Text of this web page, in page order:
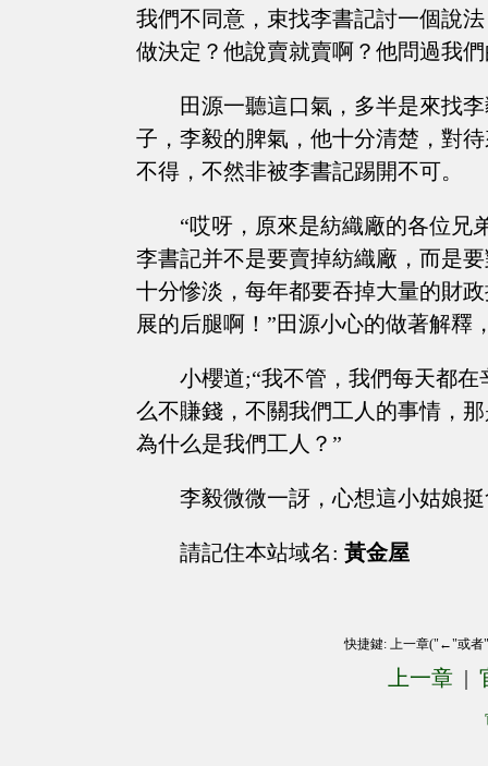
我們不同意，束找李書記討一個說
做決定？他說賣就賣啊？他問過我
田源一聽這口氣，多半是來找
子，李毅的脾氣，他十分清楚，對
不得，不然非被李書記踢開不可。
“哎呀，原來是紡織廠的各位兄
李書記并不是要賣掉紡織廠，而是
十分慘淡，每年都要吞掉大量的財
展的后腿啊！”田源小心的做著解釋
小櫻道;“我不管，我們每天都
么不賺錢，不關我們工人的事情，
為什么是我們工人？”
李毅微微一訝，心想這小姑娘
請記住本站域名: 黃金屋
快捷鍵: 上一章("←"或
上一章 |